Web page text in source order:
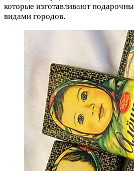
которые изготавливают
видами городов.